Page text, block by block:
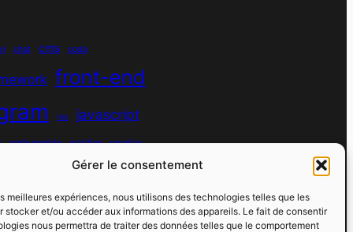
Gérer le consentement
meilleures expériences, nous utilisons des technologies telles que les
stocker et/ou accéder aux informations des appareils. Le fait de consentir
nous permettra de traiter des données telles que le comportement
chat cms coda
front-end
ios javascript
node module nutrition parallax
sport spotify spécificité